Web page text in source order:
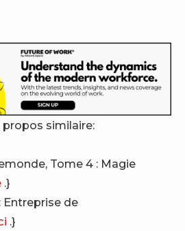
similaire:
Tome 4 : Magie
.}
Entreprise de
.}